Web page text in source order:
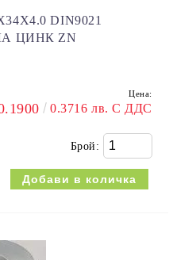
DIN9021
ЦИНК ZN
Цена:
0.3716 лв. С ДДС
Брой: